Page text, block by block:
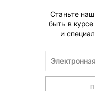
Станьте
быть в
и